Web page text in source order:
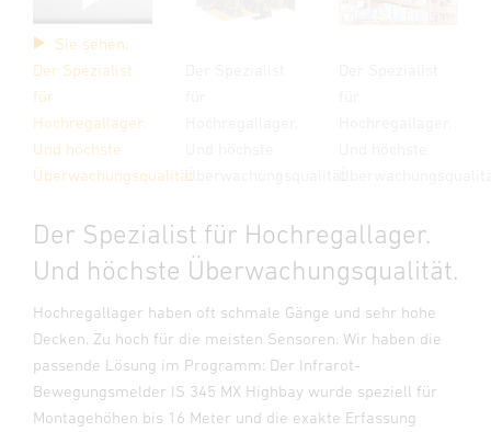
Sie sehen:
Der Spezialist
für
Hochregallager.
Und höchste
Überwachungsqualität.Überwachungsqualität.
Der Spezialist für Hochregallager.
Und höchste Überwachungsqualität.
Hochregallager haben oft schmale Gänge und sehr hohe
Decken. Zu hoch für die meisten Sensoren. Wir haben die
passende Lösung im Programm: Der Infrarot-
Bewegungsmelder IS 345 MX Highbay wurde speziell für
Montagehöhen bis 16 Meter und die exakte Erfassung